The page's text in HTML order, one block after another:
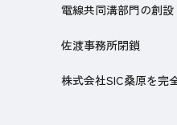
電線共同溝部門の創設
佐渡事務所閉鎖
株式会社SIC桑原を完